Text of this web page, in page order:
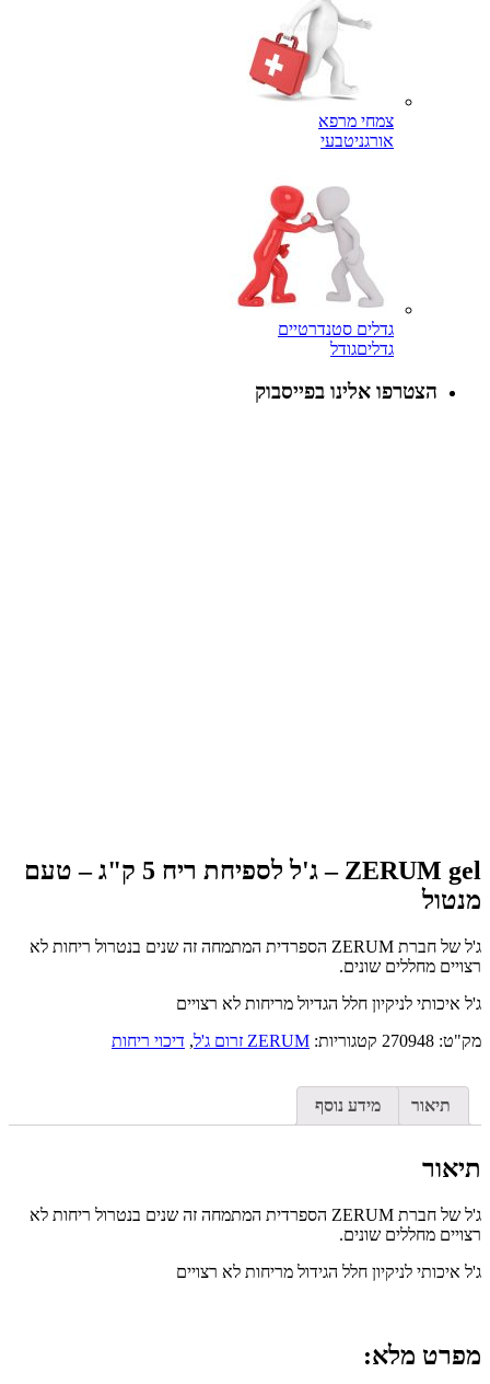
צמחי מרפא
אורגניטבעי
גדלים סטנדרטיים
גדליםגודל
הצטרפו אלינו בפייסבוק
ZERUM gel – ג'ל לספיחת ריח 5 ק"ג – טעם
מנטול
ג'ל של חברת ZERUM הספרדית המתמחה זה שנים בנטרול ריחות לא
רצויים מחללים שונים.
ג'ל איכותי לניקיון חלל הגדיול מריחות לא רצויים
מק"ט: 270948 קטגוריות: ZERUM זרום ג'ל , דיכוי ריחות
תיאור מידע נוסף
תיאור
ג'ל של חברת ZERUM הספרדית המתמחה זה שנים בנטרול ריחות לא
רצויים מחללים שונים.
ג'ל איכותי לניקיון חלל הגידול מריחות לא רצויים
מפרט מלא: